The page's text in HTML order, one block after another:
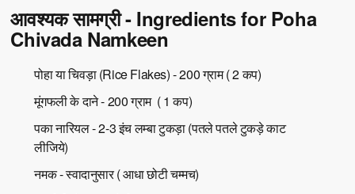
आवश्यक सामग्री - Ingredients for Poha
Chivada Namkeen
पोहा या चिवड़ा (Rice Flakes) - 200 ग्राम ( 2 कप)
मूंगफली के दाने - 200 ग्राम ( 1 कप)
पका नारियल - 2-3 इंच लम्बा टुकड़ा (पतले पतले टुकड़े काट
लीजिये)
नमक - स्वादानुसार ( आधा छोटी चम्मच)